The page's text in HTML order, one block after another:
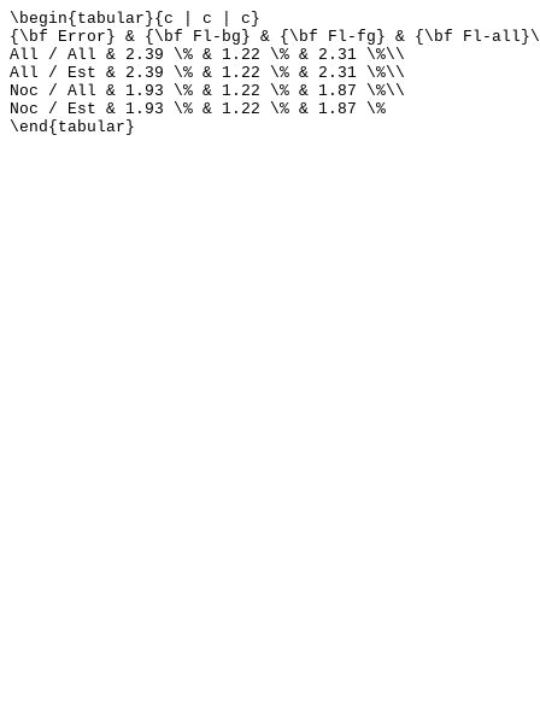
\begin{tabular}{c | c | c}
{\bf Error} & {\bf Fl-bg} & {\bf Fl-fg} & {\bf Fl-
All / All & 2.39 \% & 1.22 \% & 2.31 \%\\
All / Est & 2.39 \% & 1.22 \% & 2.31 \%\\
Noc / All & 1.93 \% & 1.22 \% & 1.87 \%\\
Noc / Est & 1.93 \% & 1.22 \% & 1.87 \%
\end{tabular}